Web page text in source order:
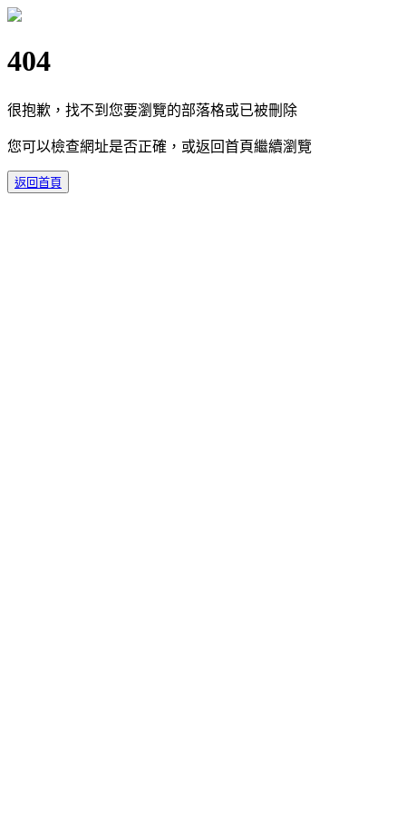
404
很抱歉，找不到您要瀏覽的部落格或已被刪除
您可以檢查網址是否正確，或返回首頁繼續瀏覽
返回首頁